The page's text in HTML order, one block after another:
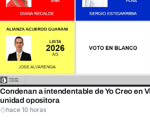
Condenan a intendentable de Yo Creo en
unidad opositora
hace 10 horas